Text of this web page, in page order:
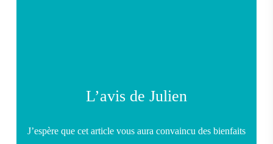
L’avis de Julien
J’espère que cet article vous aura convaincu des bienfaits